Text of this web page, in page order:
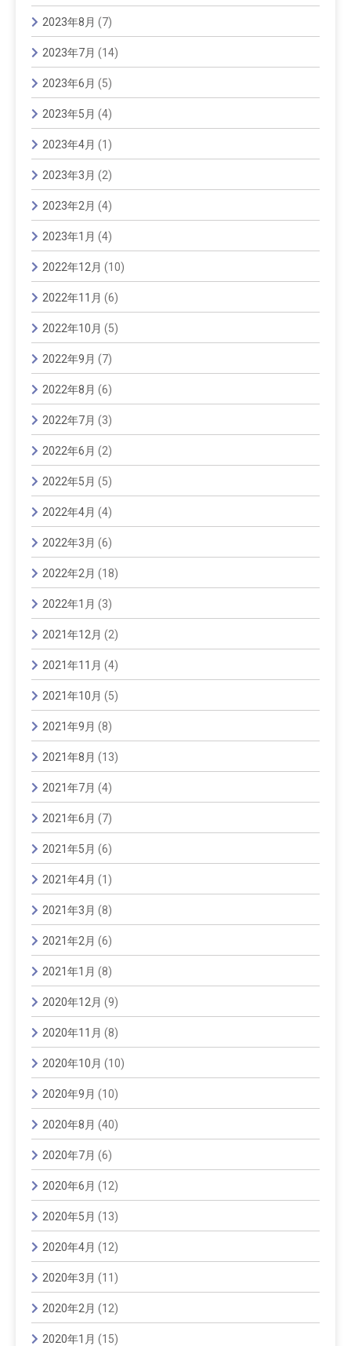
2023年8月 (7)
2023年7月 (14)
2023年6月 (5)
2023年5月 (4)
2023年4月 (1)
2023年3月 (2)
2023年2月 (4)
2023年1月 (4)
2022年12月 (10)
2022年11月 (6)
2022年10月 (5)
2022年9月 (7)
2022年8月 (6)
2022年7月 (3)
2022年6月 (2)
2022年5月 (5)
2022年4月 (4)
2022年3月 (6)
2022年2月 (18)
2022年1月 (3)
2021年12月 (2)
2021年11月 (4)
2021年10月 (5)
2021年9月 (8)
2021年8月 (13)
2021年7月 (4)
2021年6月 (7)
2021年5月 (6)
2021年4月 (1)
2021年3月 (8)
2021年2月 (6)
2021年1月 (8)
2020年12月 (9)
2020年11月 (8)
2020年10月 (10)
2020年9月 (10)
2020年8月 (40)
2020年7月 (6)
2020年6月 (12)
2020年5月 (13)
2020年4月 (12)
2020年3月 (11)
2020年2月 (12)
2020年1月 (15)